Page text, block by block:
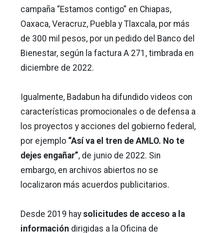
campaña “Estamos contigo” en Chiapas,
Oaxaca, Veracruz, Puebla y Tlaxcala, por más
de 300 mil pesos, por un pedido del Banco del
Bienestar, según la factura A 271, timbrada en
diciembre de 2022.
Igualmente, Badabun ha difundido videos con
características promocionales o de defensa a
los proyectos y acciones del gobierno federal,
por ejemplo “Así va el tren de AMLO. No te
dejes engañar”, de junio de 2022. Sin
embargo, en archivos abiertos no se
localizaron más acuerdos publicitarios.
Desde 2019 hay solicitudes de acceso a la
información dirigidas a la Oficina de